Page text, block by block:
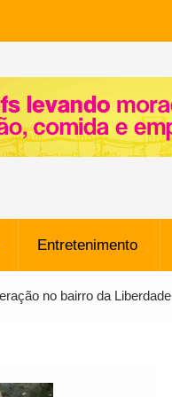
Entretenimento
no bairro da Liberdade